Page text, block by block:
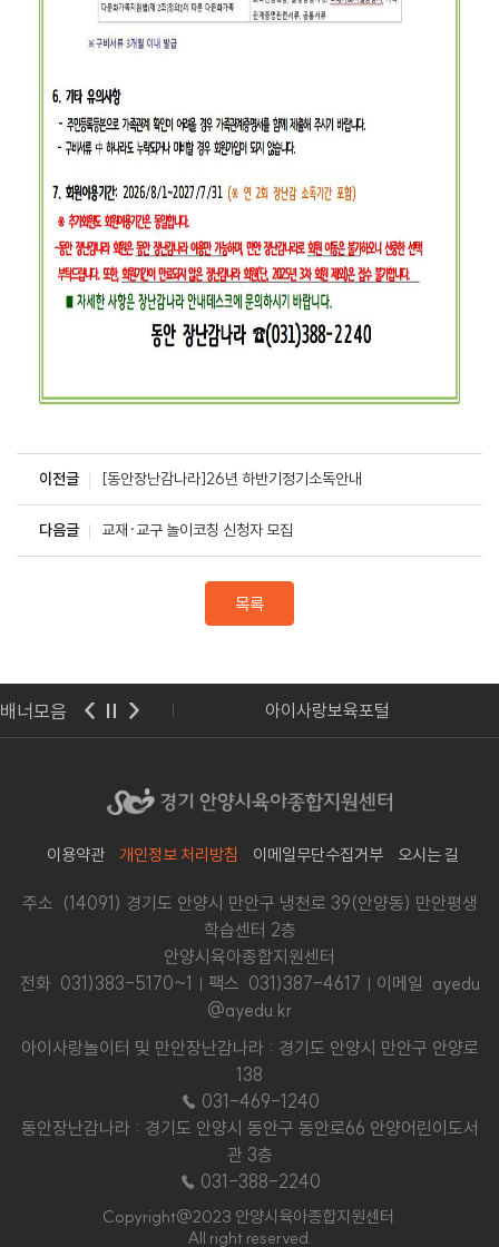
이전글 [동안장난감나라]26년 하반기정기소독안내
다음글 교재·교구 놀이코칭 신청자 모집
목록
배너모음
교육청 아이사랑보육포털
이용약관 개인정보 처리방침 이메일무단수집거부 오시는 길
주소 (14091) 경기도 안양시 만안구 냉천로 39(안양동) 만안평생
학습센터 2층
안양시육아종합지원센터
전화 031)383-5170~1 팩스 031)387-4617
이메일 ayedu
@ayedu.kr
아이사랑놀이터 및 만안장난감나라 : 경기도 안양시 만안구 안양로
138
☎ 031-469-1240
동안장난감나라 : 경기도 안양시 동안구 동안로66 안양어린이도서
관 3층
☎ 031-388-2240
Copyright@2023 안양시육아종합지원센터.
All right reserved.